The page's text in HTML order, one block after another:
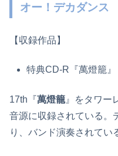
オー！デカダンス
【収録作品】
特典CD-R『萬燈籠』
17th『萬燈籠』をタワー
音源に収録されている。
り、バンド演奏されてい